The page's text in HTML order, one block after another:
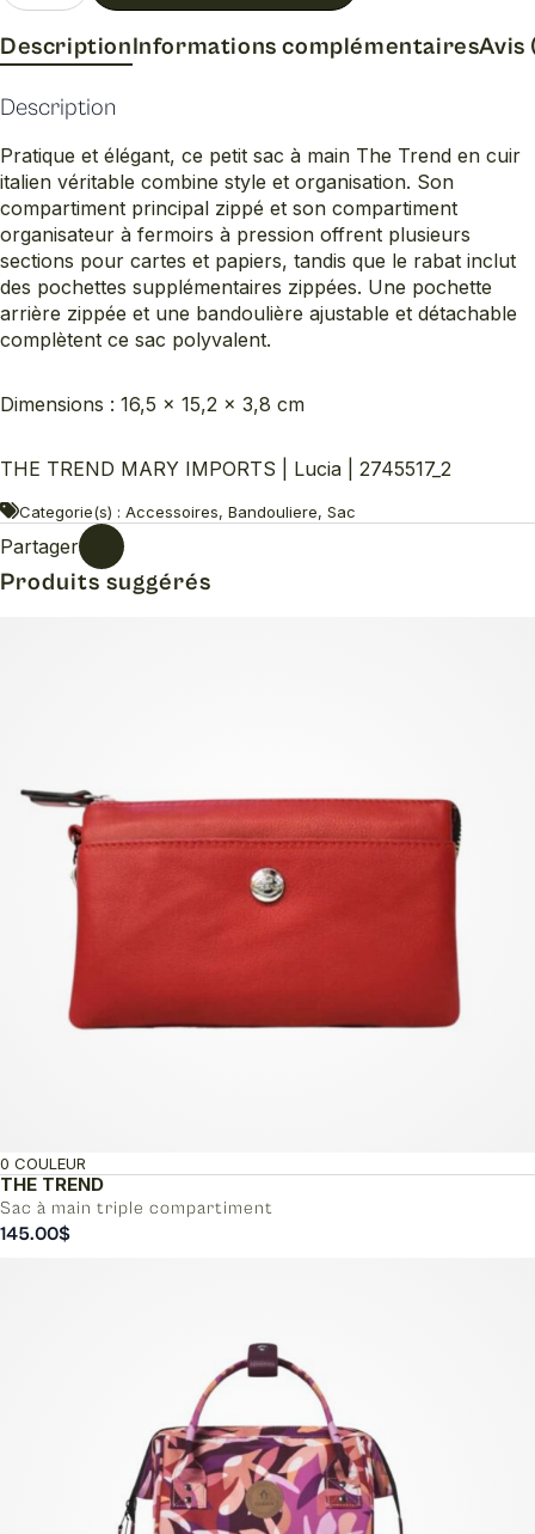
DescriptionInformations complémentairesAvis
Description
Pratique et élégant, ce petit sac à main The Trend en cuir
italien véritable combine style et organisation. Son
compartiment principal zippé et son compartiment
organisateur à fermoirs à pression offrent plusieurs
sections pour cartes et papiers, tandis que le rabat inclut
des pochettes supplémentaires zippées. Une pochette
arrière zippée et une bandoulière ajustable et détachable
complètent ce sac polyvalent.
Dimensions : 16,5 × 15,2 × 3,8 cm
THE TREND MARY IMPORTS | Lucia | 2745517_2
Categorie(s) : Accessoires, Bandouliere, Sac
Partager
Produits suggérés
THE TREND
Sac à main triple compartiment
0 COULEUR
145.00$